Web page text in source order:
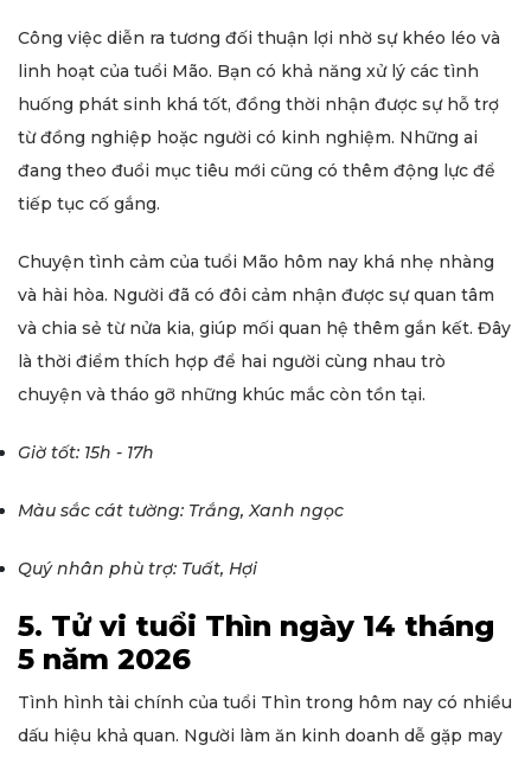
Công việc diễn ra tương đối thuận lợi nhờ sự khéo léo và
linh hoạt của tuổi Mão. Bạn có khả năng xử lý các tình
huống phát sinh khá tốt, đồng thời nhận được sự hỗ trợ
từ đồng nghiệp hoặc người có kinh nghiệm. Những ai
đang theo đuổi mục tiêu mới cũng có thêm động lực để
tiếp tục cố gắng.
Chuyện tình cảm của tuổi Mão hôm nay khá nhẹ nhàng
và hài hòa. Người đã có đôi cảm nhận được sự quan tâm
và chia sẻ từ nửa kia, giúp mối quan hệ thêm gắn kết. Đây
là thời điểm thích hợp để hai người cùng nhau trò
chuyện và tháo gỡ những khúc mắc còn tồn tại.
Giờ tốt: 15h - 17h
Màu sắc cát tường: Trắng, Xanh ngọc
Quý nhân phù trợ: Tuất, Hợi
5. Tử vi tuổi Thìn ngày 14 tháng
5 năm 2026
Tình hình tài chính của tuổi Thìn trong hôm nay có nhiều
dấu hiệu khả quan. Người làm ăn kinh doanh dễ gặp may